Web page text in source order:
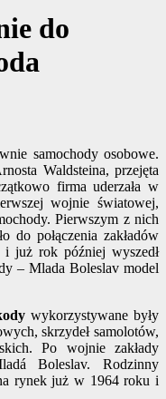
do
samochody osobowe.
Waldsteina, przejęta
firma uderzała w
wojnie światowej,
Pierwszym z nich
do połączenia zakładów
już rok później wyszedł
– Mlada Boleslav model
wykorzystywane były
skrzydeł samolotów,
Po wojnie zakłady
Boleslav. Rodzinny
rynek już w 1964 roku i